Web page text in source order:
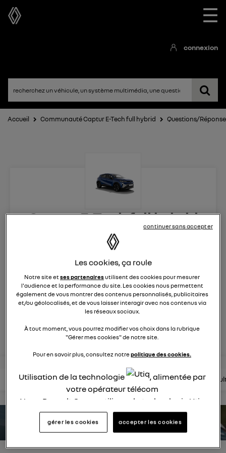
☰
connexion
Accueil Communauté Captur E-Tech full hybrid Questions/
Captur E-Tech full hybrid
Hybride RENAULT
membres
posez une question
rejoignez
lire les questions lire les articles consultez la brochure
estimez votre autonomie
Les cookies, ça roule
Notre site etses partenairesutilisent des cookies pour mesurer
l'audience et la performance du site. Les cookies nous permettent
également de vous montrer des contenus personnalisés, publicitaires
et/ou géolocalisés, et de vous laisser interagir avec nos contenus via
les réseaux sociaux.
À tout moment, vous pourrez modifier vos choix dans la rubrique
"Gérer mes cookies" de notre site.
Pour en savoir plus, consultez notrepolitique des cookies.
Utilisation de la technologie
, alimentée par
votre opérateur télécom
Nous, Renault Group, utilisons la technologie Utiq
pour nos activités digitales (telles que décrites
dans cette notice de consentement) et liées à
utilisez une connexion internet fournie parun
gérer les cookies accepter les cookies
continuer sans accepter